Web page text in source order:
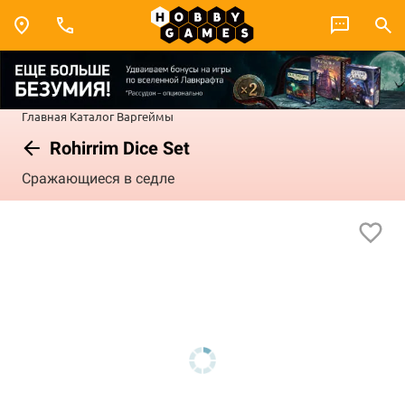
Главная Каталог Варгеймы
Rohirrim Dice Set
Cражающиеся в седле